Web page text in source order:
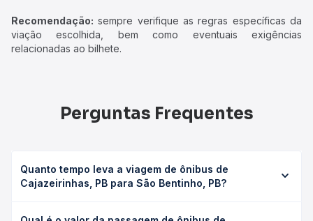
Recomendação: sempre verifique as regras específicas da
viação escolhida, bem como eventuais exigências
relacionadas ao bilhete.
Perguntas Frequentes
Quanto tempo leva a viagem de ônibus de
Cajazeirinhas, PB para São Bentinho, PB?